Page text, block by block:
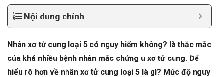
Nội dung chính
Nhân xơ tử cung loại 5 có nguy hiểm không? là thắc mắc
của khá nhiều bệnh nhân mắc chứng u xơ tử cung. Để
hiểu rõ hơn về nhân xơ tử cung loại 5 là gì? Mức độ nguy